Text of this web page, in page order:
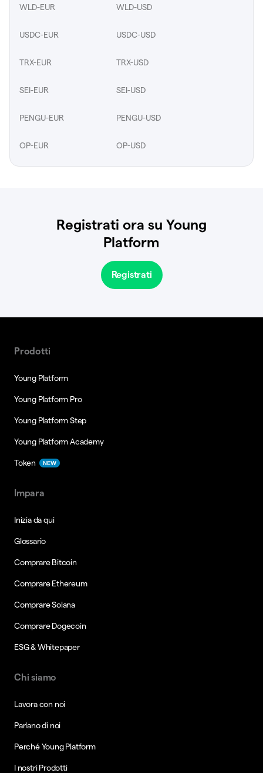
WLD-EUR WLD-USD
USDC-EUR USDC-USD
TRX-EUR TRX-USD
SEI-EUR SEI-USD
PENGU-EUR PENGU-USD
OP-EUR OP-USD
Registrati ora su Young
Platform
Registrati
Prodotti
Young Platform
Young Platform Pro
Young Platform Step
Young Platform Academy
Token NEW
Impara
Inizia da qui
Glossario
Comprare Bitcoin
Comprare Ethereum
Comprare Solana
Comprare Dogecoin
ESG & Whitepaper
Chi siamo
Lavora con noi
Parlano di noi
Perché Young Platform
I nostri Prodotti